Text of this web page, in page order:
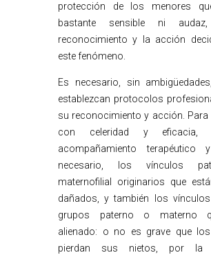
protección de los menores
bastante sensible ni
reconocimiento y la acción
este fenómeno.
Es necesario, sin
establezcan protocolos
su reconocimiento y acción. Para
con celeridad y eficacia,
acompañamiento terapéutico
necesario, los vínculos
maternofilial originarios que
dañados, y también los
grupos paterno o materno
alienado: o no es grave que
pierdan sus nietos, por la